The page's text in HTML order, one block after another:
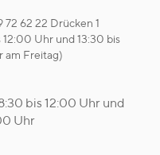
72 62 22 Drücken 1
Uhr und 13:30 bis
am Freitag)
bis 12:00 Uhr und
Uhr